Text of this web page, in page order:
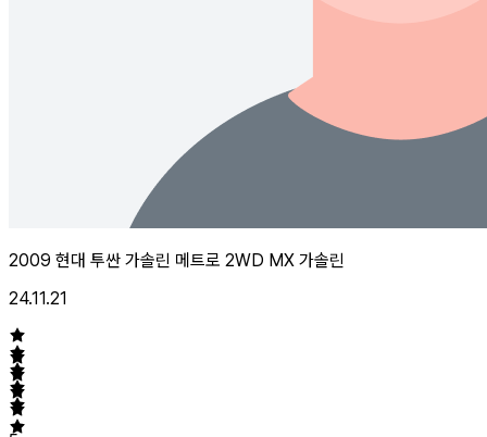
2009 현대 투싼 가솔린 메트로 2WD MX 가솔린
24.11.21